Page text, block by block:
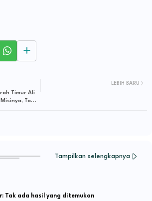
LEBIH BARU
Timur Ali
Tak
Tampilkan selengkapnya
Tak ada hasil yang ditemukan